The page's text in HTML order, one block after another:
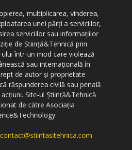
multiplicarea, vinderea,
unei părți a serviciilor,
serviciilor sau informațiilor
de Știință&Tehnică prin
într-un mod care violează
sau internațională în
de autor și proprietate
răspunderea civilă sau penală
Site-ul Știință&Tehnică
de către Asociația
contact@stiintasitehnica.com